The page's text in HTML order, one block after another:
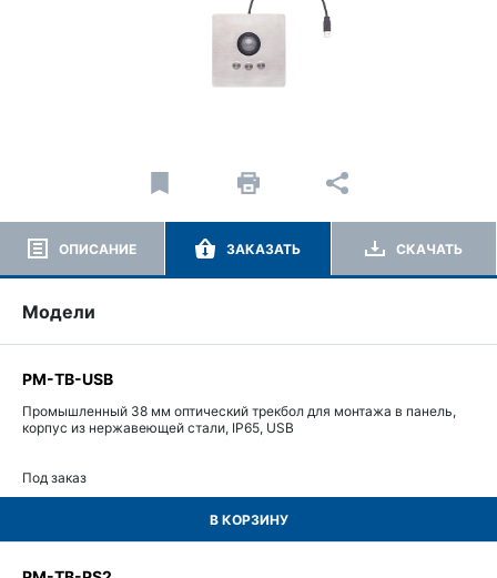
ОПИСАНИЕ ЗАКАЗАТЬ СКАЧАТЬ
Модели
PM-TB-USB
Промышленный 38 мм оптический трекбол для монтажа в панель,
корпус из нержавеющей стали, IP65, USB
Под заказ
В КОРЗИНУ